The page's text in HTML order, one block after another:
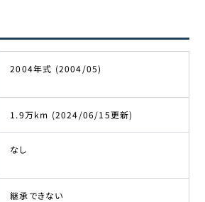
2004年式 (2004/05)
1.9万km (2024/06/15更新)
なし
継承できない